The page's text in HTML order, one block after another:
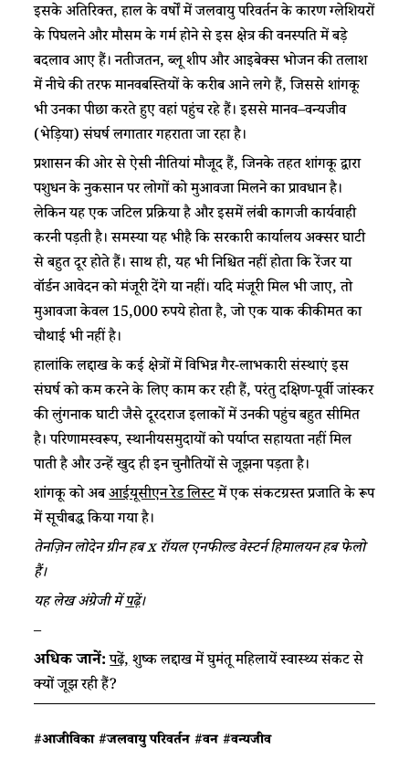
इसके अतिरिक्त, हाल के वर्षों में जलवायु परिवर्तन के कारण ग्लेशियरों
के पिघलने और मौसम के गर्म होने से इस क्षेत्र की वनस्पति में बड़े
बदलाव आए हैं। नतीजतन, ब्लू शीप और आइबेक्स भोजन की तलाश
में नीचे की तरफ मानवबस्तियों के करीब आने लगे हैं, जिससे शांगकू
भी उनका पीछा करते हुए वहां पहुंच रहे हैं। इससे मानव–वन्यजीव
(भेड़िया) संघर्ष लगातार गहराता जा रहा है।​
​​प्रशासन की ओर से ऐसी नीतियां मौजूद हैं, जिनके तहत शांगकू द्वारा
पशुधन के नुकसान पर लोगों को मुआवजा मिलने का प्रावधान है।
लेकिन यह एक जटिल प्रक्रिया है और इसमें लंबी कागजी कार्यवाही
करनी पड़ती है। समस्या यह भीहै कि सरकारी कार्यालय अक्सर घाटी
से बहुत दूर होते हैं। साथ ही, यह भी निश्चित नहीं होता कि रेंजर या
वॉर्डन आवेदन को मंजूरी देंगे या नहीं। यदि मंजूरी मिल भी जाए, तो
मुआवजा केवल 15,000 रुपये होता है, जो एक याक कीकीमत का
चौथाई भी नहीं है।​
​​हालांकि लद्दाख के कई क्षेत्रों में विभिन्न गैर-लाभकारी संस्थाएं इस
संघर्ष को कम करने के लिए काम कर रही हैं, परंतु दक्षिण-पूर्वी जांस्कर
की लुंगनाक घाटी जैसे दूरदराज इलाकों में उनकी पहुंच बहुत सीमित
है। परिणामस्वरूप, स्थानीयसमुदायों को पर्याप्त सहायता नहीं मिल
पाती है और उन्हें खुद ही इन चुनौतियों से जूझना पड़ता है।​
​​शांगकू को अब ​आईयूसीएन रेड लिस्ट​ में एक संकटग्रस्त प्रजाति के रूप
में सूचीबद्ध किया गया है।​
तेनज़िन लोदेन ग्रीन हब x रॉयल एनफील्ड वेस्टर्न हिमालयन हब फेलो
हैं।​
यह लेख अंग्रेजी मेंपढ़ें।
– ​​
अधिक जानें:​पढ़ें,​ शुष्क लद्दाख में घुमंतू महिलायें स्वास्थ्य संकट से
क्यों जूझ रही हैं?​
#आजीविका #जलवायु परिवर्तन #वन #वन्यजीव